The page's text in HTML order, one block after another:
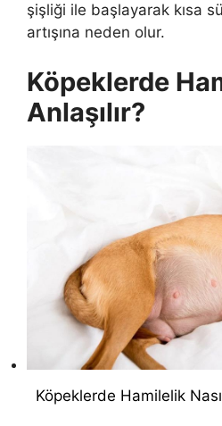
şişliği ile başlayarak kısa
artışına neden olur.
Köpeklerde
Anlaşılır?
Köpeklerde Hamilelik